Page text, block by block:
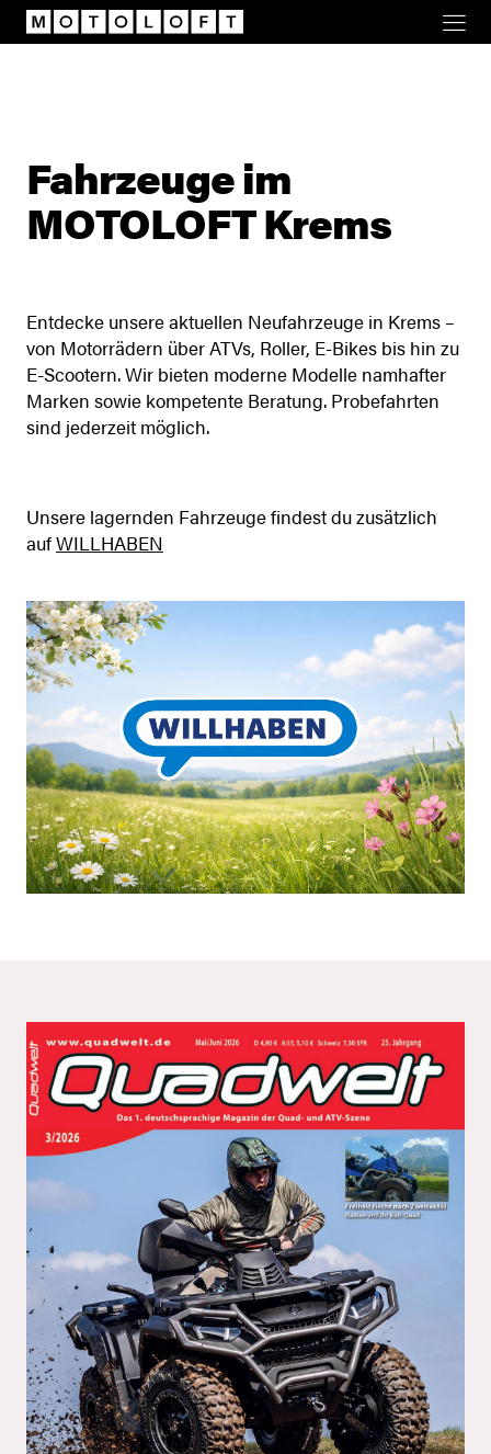
Motoloft
Fahrzeuge im
MOTOLOFT Krems
Entdecke unsere aktuellen Neufahrzeuge in Krems –
von Motorrädern über ATVs, Roller, E-Bikes bis hin zu
E-Scootern. Wir bieten moderne Modelle namhafter
Marken sowie kompetente Beratung. Probefahrten
sind jederzeit möglich.
Unsere lagernden Fahrzeuge findest du zusätzlich
aufWILLHABEN